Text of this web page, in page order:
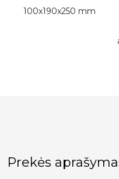
100x190x250 mm
Prekės